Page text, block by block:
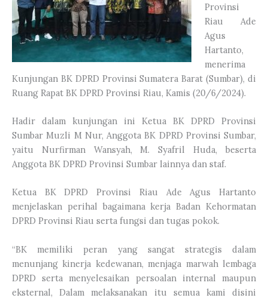
Provinsi
Riau Ade
Agus
Hartanto,
menerima
Kunjungan BK DPRD Provinsi Sumatera Barat (Sumbar), di
Ruang Rapat BK DPRD Provinsi Riau, Kamis (20/6/2024).
Hadir dalam kunjungan ini Ketua BK DPRD Provinsi
Sumbar Muzli M Nur, Anggota BK DPRD Provinsi Sumbar,
yaitu Nurfirman Wansyah, M. Syafril Huda, beserta
Anggota BK DPRD Provinsi Sumbar lainnya dan staf.
Ketua BK DPRD Provinsi Riau Ade Agus Hartanto
menjelaskan perihal bagaimana kerja Badan Kehormatan
DPRD Provinsi Riau serta fungsi dan tugas pokok.
“BK memiliki peran yang sangat strategis dalam
menunjang kinerja kedewanan, menjaga marwah lembaga
DPRD serta menyelesaikan persoalan internal maupun
eksternal, Dalam melaksanakan itu semua kami disini